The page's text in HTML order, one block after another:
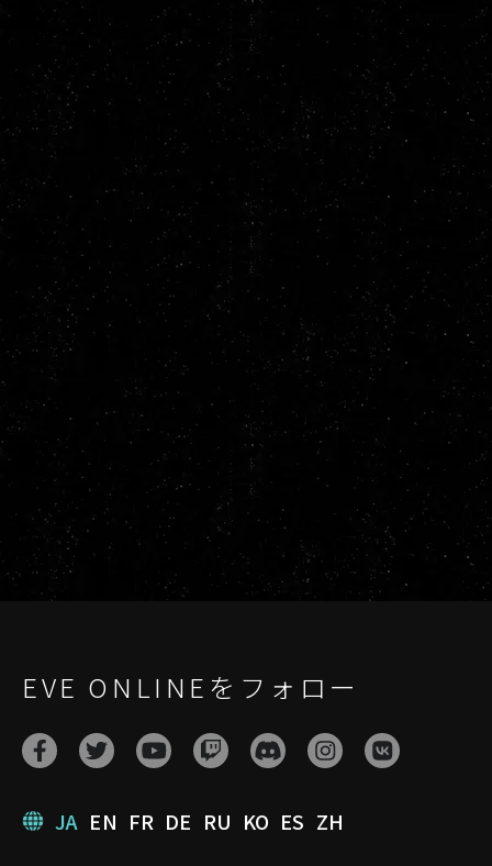
EVE ONLINEをフォロー
JA EN FR DE RU KO ES ZH